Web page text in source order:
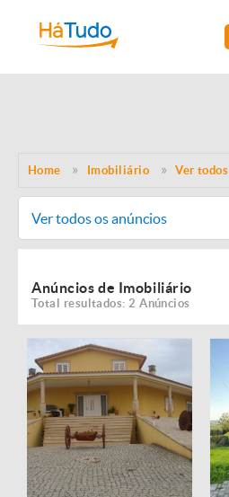
Home Imobiliário Ver todos
Ver todos os anúncios
Anúncios de Imobiliário
Total resultados: 2 Anúncios